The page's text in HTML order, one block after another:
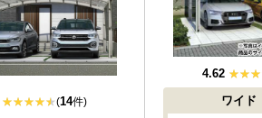
(14件)
4.62
ワイド